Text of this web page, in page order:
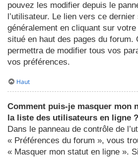
pouvez les modifier depuis le
l’utilisateur. Le lien vers ce
généralement en cliquant sur votre
situé en haut des pages du forum.
permettra de modifier tous vos
vos préférences.
Haut
Comment puis-je masquer mon
la liste des utilisateurs en ligne ?
Dans le panneau de contrôle de
« Préférences du forum », vous
« Masquer mon statut en ligne ».